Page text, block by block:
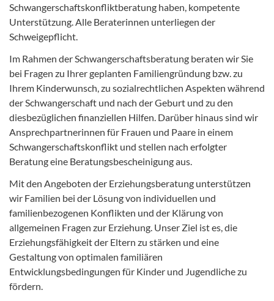
Schwangerschaftskonfliktberatung haben, kompetente
Unterstützung. Alle Beraterinnen unterliegen der
Schweigepflicht.
Im Rahmen der Schwangerschaftsberatung beraten wir Sie
bei Fragen zu Ihrer geplanten Familiengründung bzw. zu
Ihrem Kinderwunsch, zu sozialrechtlichen Aspekten während
der Schwangerschaft und nach der Geburt und zu den
diesbezüglichen finanziellen Hilfen. Darüber hinaus sind wir
Ansprechpartnerinnen für Frauen und Paare in einem
Schwangerschaftskonflikt und stellen nach erfolgter
Beratung eine Beratungsbescheinigung aus.
Mit den Angeboten der Erziehungsberatung unterstützen
wir Familien bei der Lösung von individuellen und
familienbezogenen Konflikten und der Klärung von
allgemeinen Fragen zur Erziehung. Unser Ziel ist es, die
Erziehungsfähigkeit der Eltern zu stärken und eine
Gestaltung von optimalen familiären
Entwicklungsbedingungen für Kinder und Jugendliche zu
fördern.